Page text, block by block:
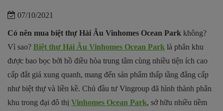
07/10/2021
Có nên mua biệt thự Hải Âu Vinhomes Ocean Park không?
Vì sao? Biệt thự Hải Âu Vinhomes Ocean Park là phân khu
được bao bọc bởi hồ điều hòa trung tâm cùng nhiều tiện ích cao
cấp đắt giá xung quanh, mang đến sản phẩm thấp tầng đẳng cấp
như biệt thự và liền kề. Chủ đầu tư Vingroup đã hình thành phân
khu trong đại đô thị Vinhomes Ocean Park, sở hữu nhiều tiềm